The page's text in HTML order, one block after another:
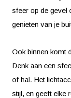
sfeer op de gevel
genieten van je
Ook binnen komt
Denk aan een
of hal. Het
stijl, en geeft elke